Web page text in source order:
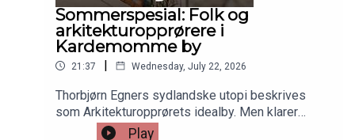
Sommerspesial: Folk og
arkitektur­opprørere i
Kardemomme by
21:37 | Wednesday, July 22, 2026
Thorbjørn Egners sydlandske utopi beskrives
som Arkitekturopprørets idealby. Men klarer
nordmenn å bo der?Hør hva journalist Ola
Play